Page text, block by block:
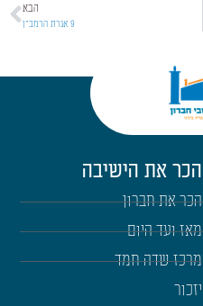
הבא
9 אגרת הרמב"ן
הכר את הישיבה
הכר את חברון
מאז ועד היום
מרכז שדה חמד
יזכור